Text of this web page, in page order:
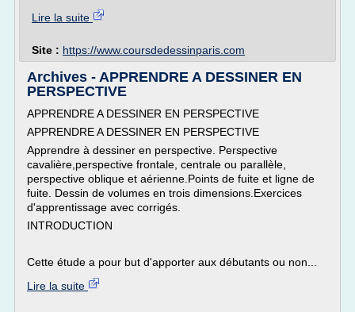
Lire la suite
Site : https://www.coursdedessinparis.com
Archives - APPRENDRE A DESSINER EN
PERSPECTIVE
APPRENDRE A DESSINER EN PERSPECTIVE
APPRENDRE A DESSINER EN PERSPECTIVE
Apprendre à dessiner en perspective. Perspective
cavalière,perspective frontale, centrale ou parallèle,
perspective oblique et aérienne.Points de fuite et ligne de
fuite. Dessin de volumes en trois dimensions.Exercices
d'apprentissage avec corrigés.
INTRODUCTION
Cette étude a pour but d'apporter aux débutants ou non...
Lire la suite